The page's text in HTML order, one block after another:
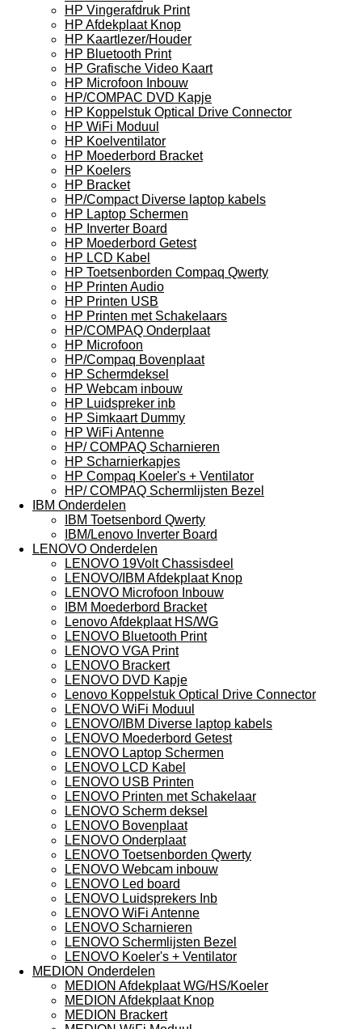
HP Vingerafdruk Print
HP Afdekplaat Knop
HP Kaartlezer/Houder
HP Bluetooth Print
HP Grafische Video Kaart
HP Microfoon Inbouw
HP/COMPAC DVD Kapje
HP Koppelstuk Optical Drive Connector
HP WiFi Moduul
HP Koelventilator
HP Moederbord Bracket
HP Koelers
HP Bracket
HP/Compact Diverse laptop kabels
HP Laptop Schermen
HP Inverter Board
HP Moederbord Getest
HP LCD Kabel
HP Toetsenborden Compaq Qwerty
HP Printen Audio
HP Printen USB
HP Printen met Schakelaars
HP/COMPAQ Onderplaat
HP Microfoon
HP/Compaq Bovenplaat
HP Schermdeksel
HP Webcam inbouw
HP Luidspreker inb
HP Simkaart Dummy
HP WiFi Antenne
HP/ COMPAQ Scharnieren
HP Scharnierkapjes
HP Compaq Koeler's + Ventilator
HP/ COMPAQ Schermlijsten Bezel
IBM Onderdelen
IBM Toetsenbord Qwerty
IBM/Lenovo Inverter Board
LENOVO Onderdelen
LENOVO 19Volt Chassisdeel
LENOVO/IBM Afdekplaat Knop
LENOVO Microfoon Inbouw
IBM Moederbord Bracket
Lenovo Afdekplaat HS/WG
LENOVO Bluetooth Print
LENOVO VGA Print
LENOVO Brackert
LENOVO DVD Kapje
Lenovo Koppelstuk Optical Drive Connector
LENOVO WiFi Moduul
LENOVO/IBM Diverse laptop kabels
LENOVO Moederbord Getest
LENOVO Laptop Schermen
LENOVO LCD Kabel
LENOVO USB Printen
LENOVO Printen met Schakelaar
LENOVO Scherm deksel
LENOVO Bovenplaat
LENOVO Onderplaat
LENOVO Toetsenborden Qwerty
LENOVO Webcam inbouw
LENOVO Led board
LENOVO Luidsprekers Inb
LENOVO WiFi Antenne
LENOVO Scharnieren
LENOVO Schermlijsten Bezel
LENOVO Koeler's + Ventilator
MEDION Onderdelen
MEDION Afdekplaat WG/HS/Koeler
MEDION Afdekplaat Knop
MEDION Brackert